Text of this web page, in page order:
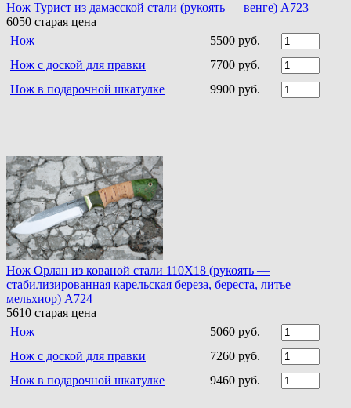
Нож Турист из дамасской стали (рукоять — венге) A723
6050 старая цена
Нож
5500 руб.
Нож с доской для правки
7700 руб.
Нож в подарочной шкатулке
9900 руб.
Нож Орлан из кованой стали 110Х18 (рукоять —
стабилизированная карельская береза, береста, литье —
мельхиор) A724
5610 старая цена
Нож
5060 руб.
Нож с доской для правки
7260 руб.
Нож в подарочной шкатулке
9460 руб.